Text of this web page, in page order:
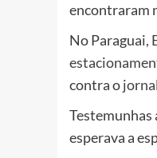
encontraram
No Paraguai,
contra o
Testemunhas
esperava a